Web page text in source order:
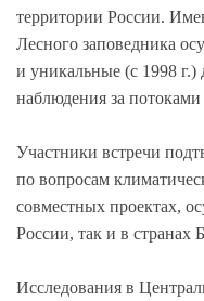
территории России.
Лесного заповедника
и уникальные (с 1998
наблюдения за
Участники встречи
по вопросам
совместных проектах,
России, так и в
Исследования в